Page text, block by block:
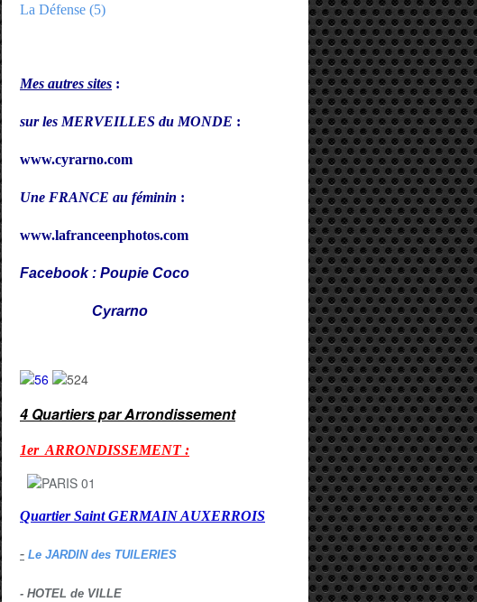
La Défense (5)
Mes autres sites :
sur les MERVEILLES du MONDE :
www.cyrarno.com
Une FRANCE au féminin :
www.lafranceenphotos.com
Facebook : Poupie Coco
Cyrarno
4 Quartiers par Arrondissement
1er ARRONDISSEMENT :
Quartier Saint GERMAIN AUXERROIS
- Le JARDIN des TUILERIES
- HOTEL de VILLE